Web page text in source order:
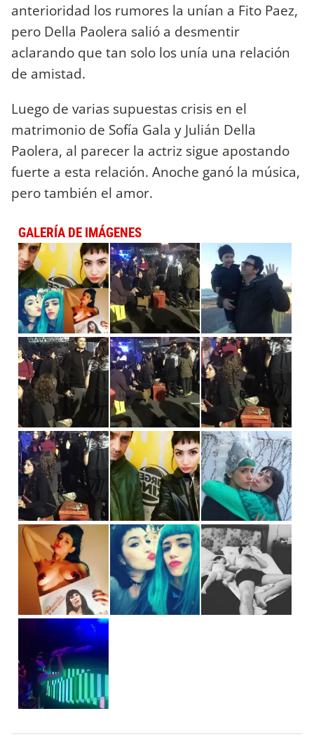
anterioridad los rumores la unían a Fito Paez,
pero Della Paolera salió a desmentir
aclarando que tan solo los unía una relación
de amistad.
Luego de varias supuestas crisis en el
matrimonio de Sofía Gala y Julián Della
Paolera, al parecer la actriz sigue apostando
fuerte a esta relación. Anoche ganó la música,
pero también el amor.
GALERÍA DE IMÁGENES